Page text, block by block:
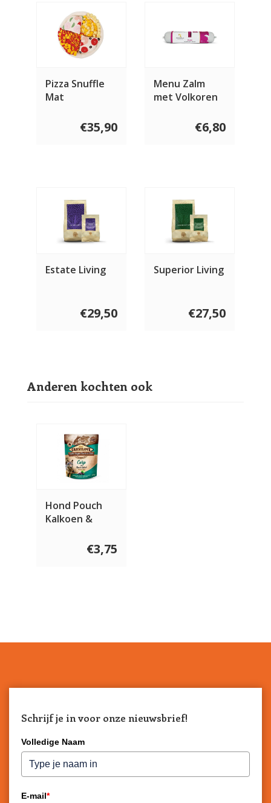
Pizza Snuffle
Mat
€35,90
Menu Zalm
met Volkoren
€6,80
Estate Living
€29,50
Superior Living
€27,50
Anderen kochten ook
Hond Pouch
Kalkoen &
Zwarte Wortel
€3,75
Schrijf je in voor onze nieuwsbrief!
Volledige Naam
E-mail*